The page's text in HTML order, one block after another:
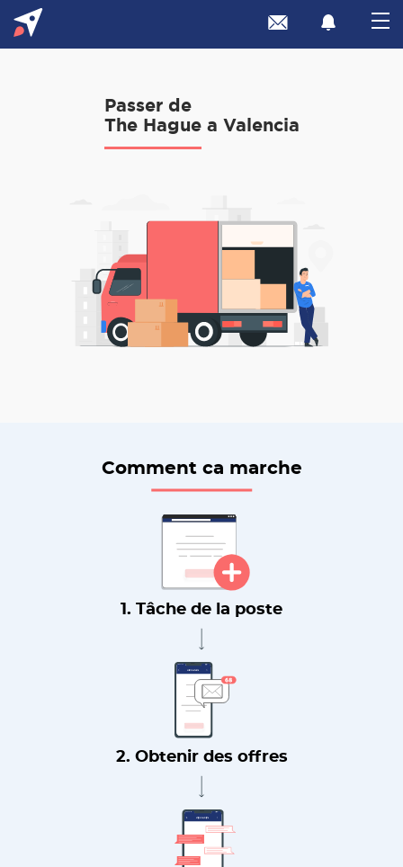
Passer de
The Hague a Valencia
Comment ca marche
1. Tâche de la poste
2. Obtenir des offres